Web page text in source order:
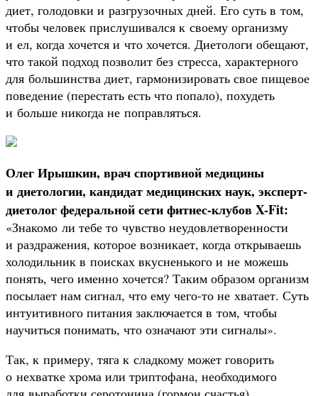
диет, голодовки и разгрузочных дней. Его суть в том,
чтобы человек прислушивался к своему организму
и ел, когда хочется и что хочется. Диетологи обещают,
что такой подход позволит без стресса, характерного
для большинства диет, гармонизировать свое пищевое
поведение (перестать есть что попало), похудеть
и больше никогда не поправляться.
Олег Ирышкин, врач спортивной медицины
и диетологии, кандидат медицинских наук, эксперт-
диетолог федеральной сети фитнес-клубов X-Fit:
«Знакомо ли тебе то чувство неудовлетворенности
и раздражения, которое возникает, когда открываешь
холодильник в поисках вкусненького и не можешь
понять, чего именно хочется? Таким образом организм
посылает нам сигнал, что ему чего-то не хватает. Суть
интуитивного питания заключается в том, чтобы
научиться понимать, что означают эти сигналы».
Так, к примеру, тяга к сладкому может говорить
о нехватке хрома или триптофана, необходимого